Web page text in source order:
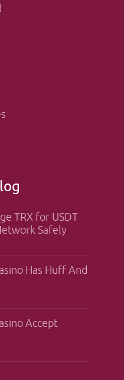
TRX for USDT
Safely
Has Huff And
Accept